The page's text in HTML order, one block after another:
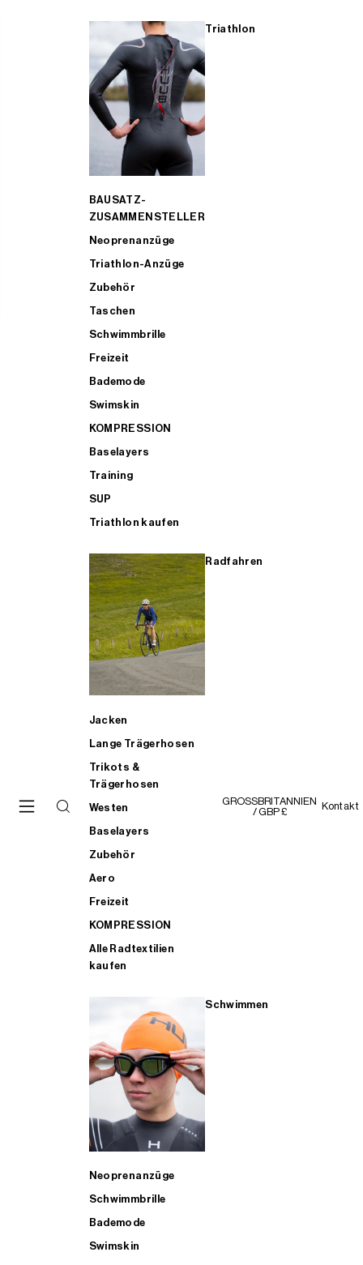
Triathlon
BAUSATZ-
ZUSAMMENSTELLER
Neoprenanzüge
Triathlon-Anzüge
Zubehör
Taschen
Schwimmbrille
Freizeit
Bademode
Swimskin
KOMPRESSION
Baselayers
Training
SUP
Triathlon kaufen
Radfahren
Jacken
Lange Trägerhosen
Trikots &
Trägerhosen
Westen
Baselayers
Zubehör
Aero
Freizeit
KOMPRESSION
Alle Radtextilien
kaufen
Schwimmen
Neoprenanzüge
Schwimmbrille
Bademode
Swimskin
GROSSBRITANNIEN
/ GBP £
Kontakt